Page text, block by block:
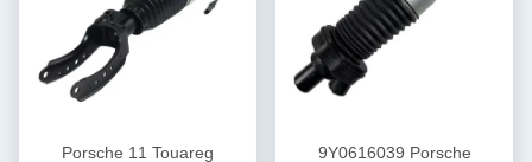
Porsche 11 Touareg
9Y0616039 Porsche